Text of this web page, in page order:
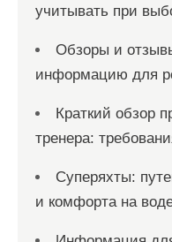
учитывать при
Обзоры и
информацию для
Краткий обзор
тренера:
Суперяхты:
и комфорта на